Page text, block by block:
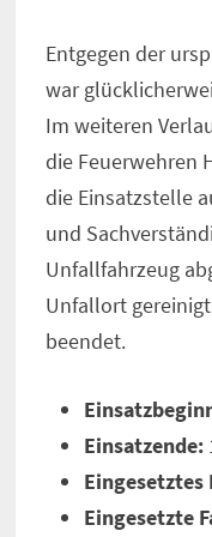
Entgegen der
war
Im weiteren
die Feuerwehren
die Einsatzstelle
und
Unfallfahrzeug
Unfallort
beendet.
Einsatzende:
Eingesetztes
Eingesetzte